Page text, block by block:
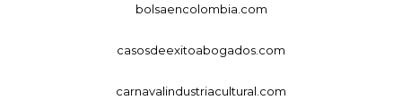
bolsaencolombia.com
casosdeexitoabogados.com
carnavalindustriacultural.com